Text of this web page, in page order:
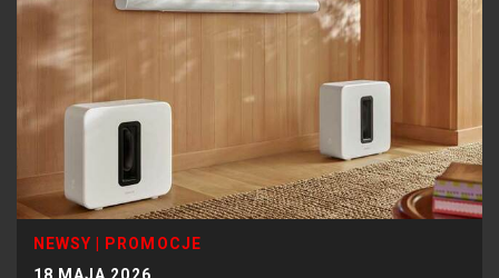
NEWSY
PROMOCJE